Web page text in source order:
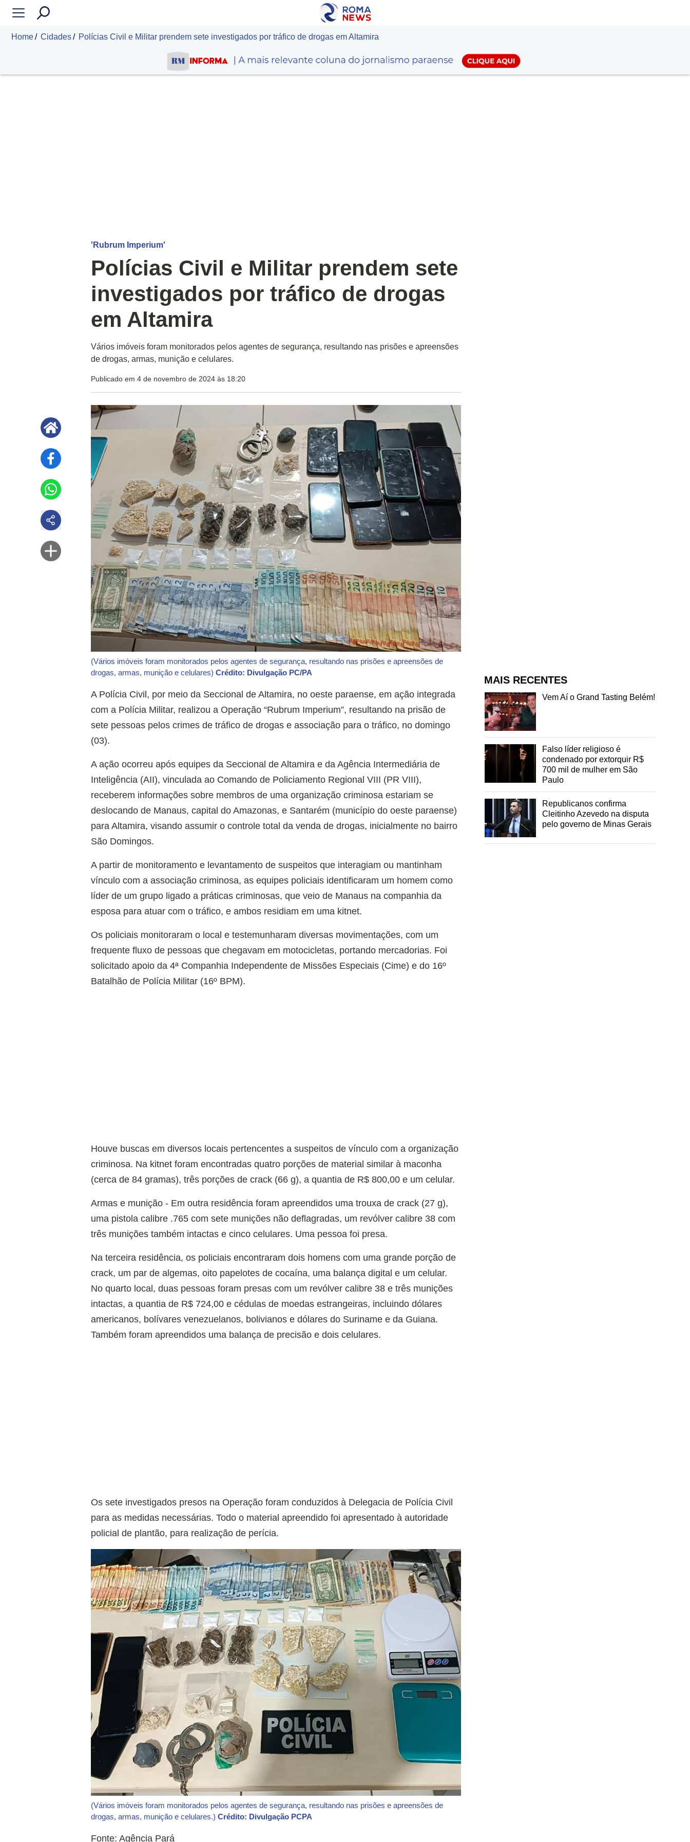
Home Cidades Polícias Civil e Militar prendem sete investigados por tráfico de drogas em Altamira
'Rubrum Imperium'
Polícias Civil e Militar prendem sete
investigados por tráfico de drogas
em Altamira
Vários imóveis foram monitorados pelos agentes de segurança, resultando nas prisões e apreensões
de drogas, armas, munição e celulares.
Publicado em 4 de novembro de 2024 às 18:20
(Vários imóveis foram monitorados pelos agentes de segurança, resultando nas prisões e apreensões de
drogas, armas, munição e celulares)Crédito: Divulgação PC/PA
A Polícia Civil, por meio da Seccional de Altamira, no oeste paraense, em ação integrada
com a Polícia Militar, realizou a Operação “Rubrum Imperium”, resultando na prisão de
sete pessoas pelos crimes de tráfico de drogas e associação para o tráfico, no domingo
(03).
A ação ocorreu após equipes da Seccional de Altamira e da Agência Intermediária de
Inteligência (AII), vinculada ao Comando de Policiamento Regional VIII (PR VIII),
receberem informações sobre membros de uma organização criminosa estariam se
deslocando de Manaus, capital do Amazonas, e Santarém (município do oeste paraense)
para Altamira, visando assumir o controle total da venda de drogas, inicialmente no bairro
São Domingos.
A partir de monitoramento e levantamento de suspeitos que interagiam ou mantinham
vínculo com a associação criminosa, as equipes policiais identificaram um homem como
líder de um grupo ligado a práticas criminosas, que veio de Manaus na companhia da
esposa para atuar com o tráfico, e ambos residiam em uma kitnet.
Os policiais monitoraram o local e testemunharam diversas movimentações, com um
frequente fluxo de pessoas que chegavam em motocicletas, portando mercadorias. Foi
solicitado apoio da 4ª Companhia Independente de Missões Especiais (Cime) e do 16º
Batalhão de Polícia Militar (16º BPM).
Houve buscas em diversos locais pertencentes a suspeitos de vínculo com a organização
criminosa. Na kitnet foram encontradas quatro porções de material similar à maconha
(cerca de 84 gramas), três porções de crack (66 g), a quantia de R$ 800,00 e um celular.
Armas e munição - Em outra residência foram apreendidos uma trouxa de crack (27 g),
uma pistola calibre .765 com sete munições não deflagradas, um revólver calibre 38 com
três munições também intactas e cinco celulares. Uma pessoa foi presa.
Na terceira residência, os policiais encontraram dois homens com uma grande porção de
crack, um par de algemas, oito papelotes de cocaína, uma balança digital e um celular.
No quarto local, duas pessoas foram presas com um revólver calibre 38 e três munições
intactas, a quantia de R$ 724,00 e cédulas de moedas estrangeiras, incluindo dólares
americanos, bolívares venezuelanos, bolivianos e dólares do Suriname e da Guiana.
Também foram apreendidos uma balança de precisão e dois celulares.
Os sete investigados presos na Operação foram conduzidos à Delegacia de Polícia Civil
para as medidas necessárias. Todo o material apreendido foi apresentado à autoridade
policial de plantão, para realização de perícia.
(Vários imóveis foram monitorados pelos agentes de segurança, resultando nas prisões e apreensões de
drogas, armas, munição e celulares.)Crédito: Divulgação PCPA
Fonte: Agência Pará
MAIS RECENTES
Vem Aí o Grand Tasting Belém!
Falso líder religioso é
condenado por extorquir R$
700 mil de mulher em São
Paulo
Republicanos confirma
Cleitinho Azevedo na disputa
pelo governo de Minas Gerais